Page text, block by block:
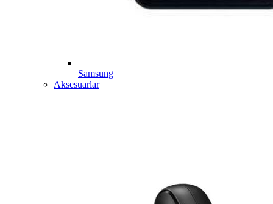
Samsung
Aksesuarlar